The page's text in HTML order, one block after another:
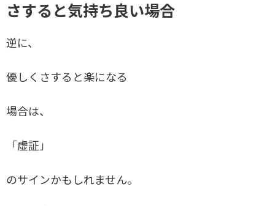
さすると気持ち良い場合
逆に、
優しくさすると楽になる
場合は、
「虚証」
のサインかもしれません。